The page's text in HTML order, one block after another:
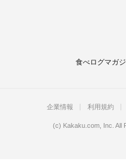
食べログマガ
企業情報 利用規約
(c) Kakaku.com, Inc. All